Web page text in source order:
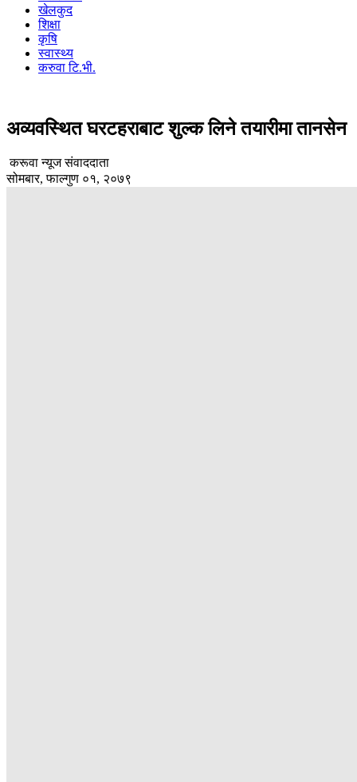
खेलकुद
शिक्षा
कृषि
स्वास्थ्य
करुवा टि.भी.
अव्यवस्थित घरटहराबाट शुल्क लिने तयारीमा तानसेन
करूवा न्यूज संवाददाता
सोमबार, फाल्गुण ०१, २०७९